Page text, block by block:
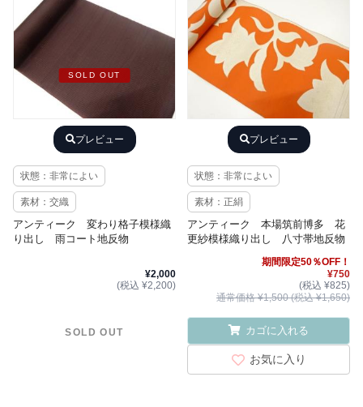
SOLD OUT
プレビュー
状態：非常によい
素材：交織
アンティーク 変わり格子模様織
り出し 雨コート地反物
¥2,000
(税込 ¥2,200)
SOLD OUT
プレビュー
状態：非常によい
素材：正絹
アンティーク 本場筑前博多 花
更紗模様織り出し 八寸帯地反物
期間限定50％OFF！
¥750
(税込 ¥825)
通常価格 ¥1,500 (税込 ¥1,650)
カゴに入れる
お気に入り